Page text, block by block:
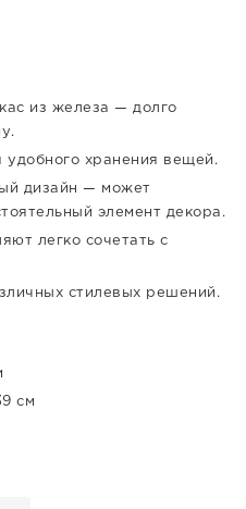
из железа — долго
хранения вещей.
дизайн — может
элемент декора.
легко сочетать с
стилевых решений.
см